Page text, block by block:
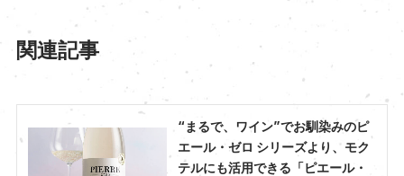
関連記事
“まるで、ワイン”でお馴染みのピ
エール・ゼロ シリーズより、モク
テルにも活用できる「ピエール・